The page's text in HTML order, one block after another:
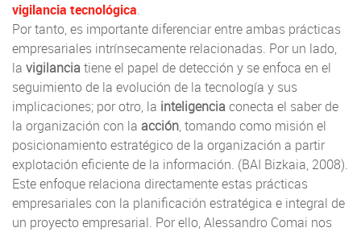
vigilancia tecnológica.
Por tanto, es importante diferenciar entre ambas prácticas
empresariales intrínsecamente relacionadas. Por un lado,
la vigilanciatiene el papel de detección y se enfoca en el
seguimiento de la evolución de la tecnología y sus
implicaciones; por otro, la inteligenciaconecta el saber de
la organización con la acción, tomando como misión el
posicionamiento estratégico de la organización a partir
explotación eficiente de la información. (BAI Bizkaia, 2008).
Este enfoque relaciona directamente estas prácticas
empresariales con la planificación estratégica e integral de
un proyecto empresarial. Por ello, Alessandro Comai nos